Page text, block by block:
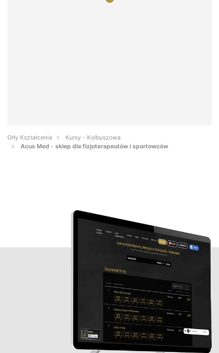
Orły Kształcenia
Kursy - Kolbuszowa
Acus Med - sklep dla fizjoterapeutów i sportowców